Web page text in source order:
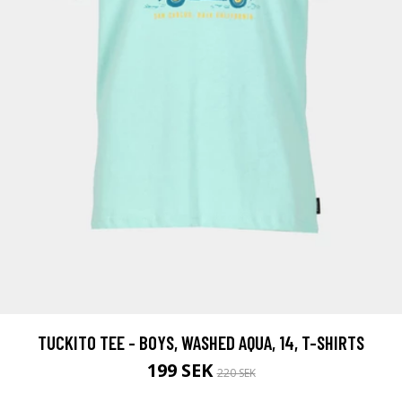
TUCKITO TEE - BOYS, WASHED AQUA, 14, T-SHIRTS
199 SEK220 SEK